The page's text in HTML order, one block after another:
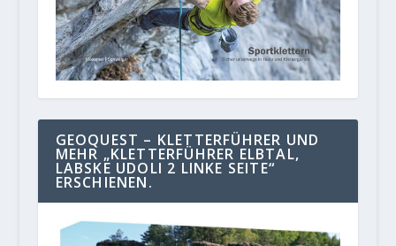
GEOQUEST – KLETTERFÜHRER UND
MEHR „KLETTERFÜHRER ELBTAL,
LABSKE UDOLI 2 LINKE SEITE“
ERSCHIENEN.